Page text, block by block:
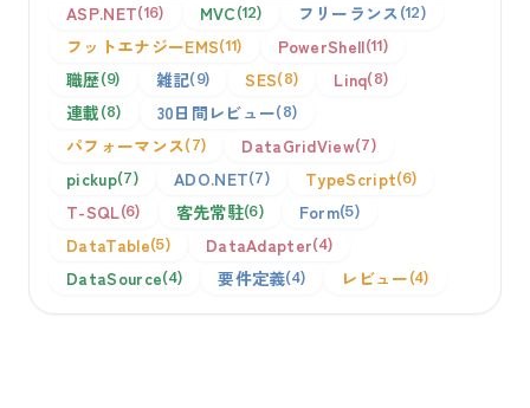
ASP.NET 16 MVC 12 フリーランス 12
フットエナジーEMS 11 PowerShell 11
職歴 9 雑記 9 SES 8 Linq 8
連載 8 30日間レビュー 8
パフォーマンス 7 DataGridView 7
pickup 7 ADO.NET 7 TypeScript 6
T-SQL 6 客先常駐 6 Form 5
DataTable 5 DataAdapter 4
DataSource 4 要件定義 4 レビュー 4